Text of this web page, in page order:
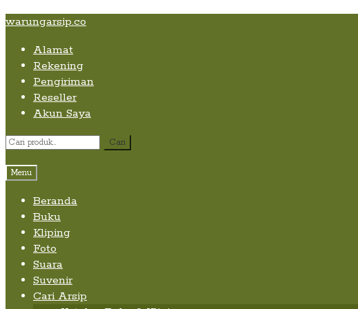
Skip
content
Skip
navigation
Skip
content
warungarsip.co
Alamat
Rekening
Pengiriman
Reseller
Akun Saya
Pencarian
Cari
Menu
Beranda
Buku
Kliping
Foto
Suara
Suvenir
Cari Arsip